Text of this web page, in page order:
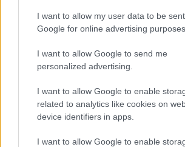
I want to allow my user data to be
Google for online advertising purposes.
I want to allow Google to send me
personalized advertising.
I want to allow Google to enable
related to analytics like cookies on
device identifiers in apps.
I want to allow Google to enable
Descubre Lekeitio, el pueblo vasco
playas de ensueño